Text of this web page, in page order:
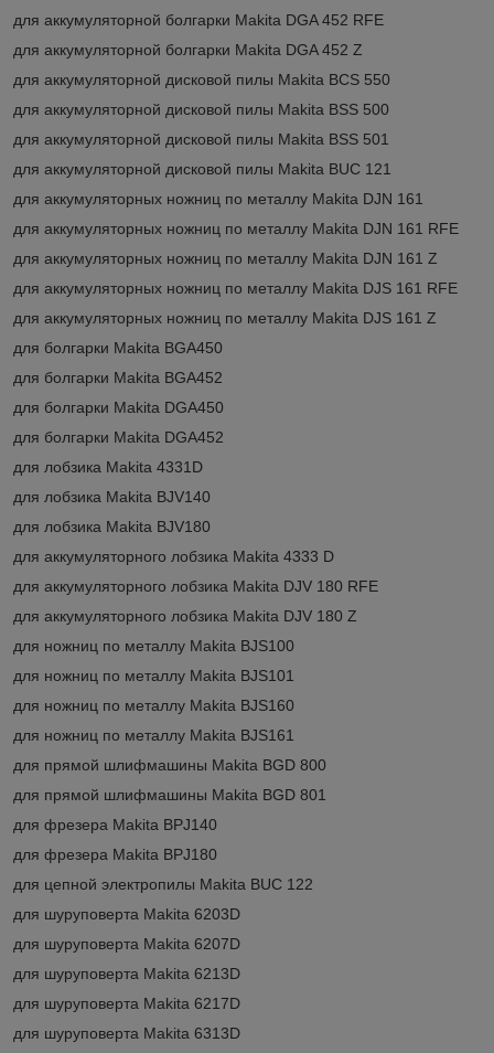
для аккумуляторной болгарки Makita DGA 452 RFE
для аккумуляторной болгарки Makita DGA 452 Z
для аккумуляторной дисковой пилы Makita BCS 550
для аккумуляторной дисковой пилы Makita BSS 500
для аккумуляторной дисковой пилы Makita BSS 501
для аккумуляторной дисковой пилы Makita BUC 121
для аккумуляторных ножниц по металлу Makita DJN 161
для аккумуляторных ножниц по металлу Makita DJN 161 RFE
для аккумуляторных ножниц по металлу Makita DJN 161 Z
для аккумуляторных ножниц по металлу Makita DJS 161 RFE
для аккумуляторных ножниц по металлу Makita DJS 161 Z
для болгарки Makita BGA450
для болгарки Makita BGA452
для болгарки Makita DGA450
для болгарки Makita DGA452
для лобзика Makita 4331D
для лобзика Makita BJV140
для лобзика Makita BJV180
для аккумуляторного лобзика Makita 4333 D
для аккумуляторного лобзика Makita DJV 180 RFE
для аккумуляторного лобзика Makita DJV 180 Z
для ножниц по металлу Makita BJS100
для ножниц по металлу Makita BJS101
для ножниц по металлу Makita BJS160
для ножниц по металлу Makita BJS161
для прямой шлифмашины Makita BGD 800
для прямой шлифмашины Makita BGD 801
для фрезера Makita BPJ140
для фрезера Makita BPJ180
для цепной электропилы Makita BUC 122
для шуруповерта Makita 6203D
для шуруповерта Makita 6207D
для шуруповерта Makita 6213D
для шуруповерта Makita 6217D
для шуруповерта Makita 6313D